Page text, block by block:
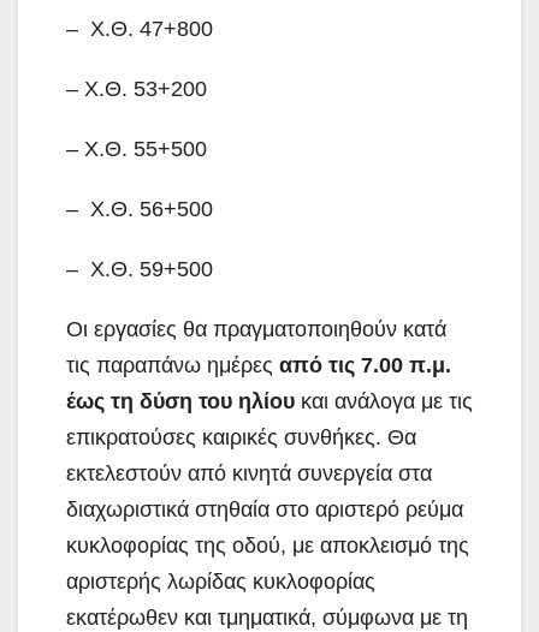
– Χ.Θ. 47+800
– Χ.Θ. 53+200
– Χ.Θ. 55+500
– Χ.Θ. 56+500
– Χ.Θ. 59+500
Οι εργασίες θα πραγματοποιηθούν κατά
τις παραπάνω ημέρες από τις 7.00 π.μ.
έως τη δύση του ηλίου και ανάλογα με τις
επικρατούσες καιρικές συνθήκες. Θα
εκτελεστούν από κινητά συνεργεία στα
διαχωριστικά στηθαία στο αριστερό ρεύμα
κυκλοφορίας της οδού, με αποκλεισμό της
αριστερής λωρίδας κυκλοφορίας
εκατέρωθεν και τμηματικά, σύμφωνα με τη